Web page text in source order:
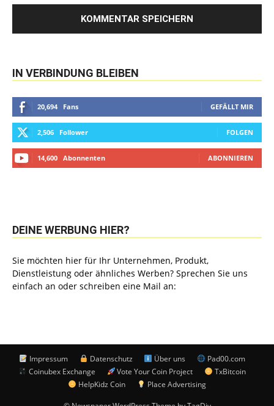
IN VERBINDUNG BLEIBEN
20,694 Fans GEFÄLLT MIR
2,506 Follower FOLGEN
14,600 Abonnenten ABONNIEREN
DEINE WERBUNG HIER?
Sie möchten hier für Ihr Unternehmen, Produkt,
Dienstleistung oder ähnliches Werben? Sprechen Sie uns
einfach an oder schreiben eine Mail an:
Impressum Datenschutz Über uns
Pad00.com
Coinubex Exchange
Vote Your Coin Project
TxBitcoin
HelpKidz Coin
Place Advertising